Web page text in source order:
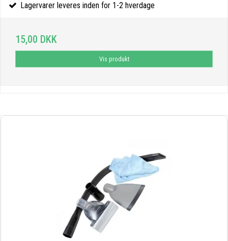
Lagervarer leveres inden for 1-2 hverdage
15,00 DKK
Vis produkt